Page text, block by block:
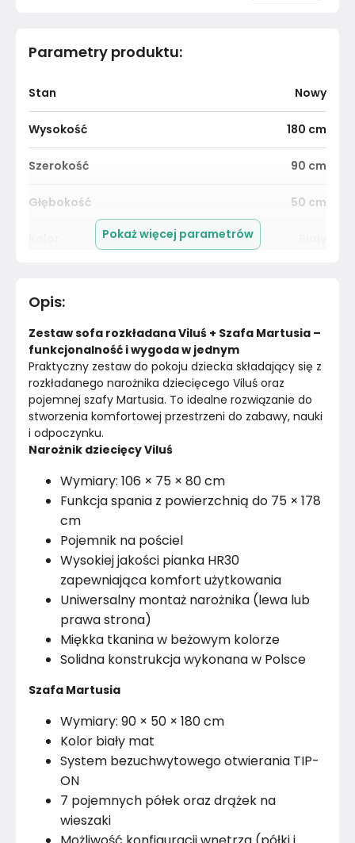
Parametry produktu:
Stan Nowy
Wysokość 180 cm
Szerokość 90 cm
Głębokość 50 cm
Liczba drzwi
Rodzaj drzwi
Lustro
Drążek na wieszaki Tak
Dopuszczalne obciążenie półki
Wykończenie frontów Płyta wiórowa
Uchwyty
Wykończenie półek Płyta wiórowa
Konstrukcja półki Płyta wiórowa
Pomieszczenie
Kolor Korpusu
Konstrukcja frontów
Konstrukcja korpusu
Pokaż więcej parametrów
Opis:
Zestaw sofa rozkładana Viluś + Szafa Martusia –
funkcjonalność i wygoda w jednym
Praktyczny zestaw do pokoju dziecka składający się z
rozkładanego narożnika dziecięcego Viluś oraz
pojemnej szafy Martusia. To idealne rozwiązanie do
stworzenia komfortowej przestrzeni do zabawy, nauki
i odpoczynku.
Narożnik dziecięcy Viluś
Wymiary: 106 × 75 × 80 cm
Funkcja spania z powierzchnią do 75 × 178
cm
Pojemnik na pościel
Wysokiej jakości pianka HR30
zapewniająca komfort użytkowania
Uniwersalny montaż narożnika (lewa lub
prawa strona)
Miękka tkanina w beżowym kolorze
Solidna konstrukcja wykonana w Polsce
Szafa Martusia
Wymiary: 90 × 50 × 180 cm
Kolor biały mat
System bezuchwytowego otwierania TIP-
ON
7 pojemnych półek oraz drążek na
wieszaki